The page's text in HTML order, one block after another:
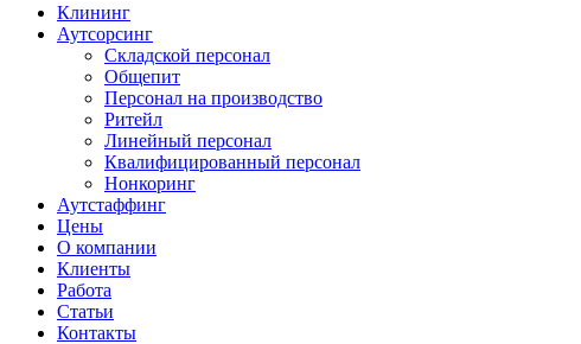
Клининг
Аутсорсинг
Складской персонал
Общепит
Персонал на производство
Ритейл
Линейный персонал
Квалифицированный персонал
Нонкоринг
Аутстаффинг
Цены
О компании
Клиенты
Работа
Статьи
Контакты